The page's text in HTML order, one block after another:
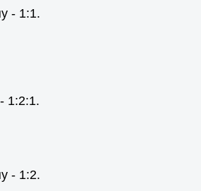
- 1:1.
1:2:1.
- 1:2.